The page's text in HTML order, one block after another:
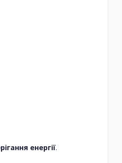
енергії.